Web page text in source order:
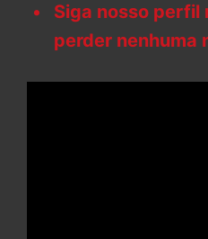
Siga nosso perfil
perder nenhuma